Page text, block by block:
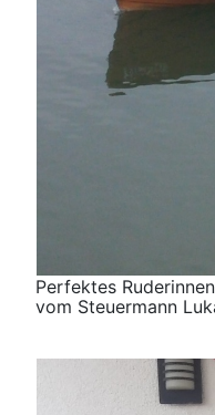
Perfektes
vom Steuermann